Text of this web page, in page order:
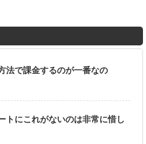
法で課金するのが一番なの
トにこれがないのは非常に惜し